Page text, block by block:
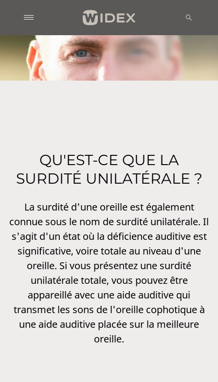
QU'EST-CE QUE LA
SURDITÉ UNILATÉRALE ?
La surdité d'une oreille est également
connue sous le nom de surdité unilatérale. Il
s'agit d'un état où la déficience auditive est
significative, voire totale au niveau d'une
oreille. Si vous présentez une surdité
unilatérale totale, vous pouvez être
appareillé avec une aide auditive qui
transmet les sons de l'oreille cophotique à
une aide auditive placée sur la meilleure
oreille.